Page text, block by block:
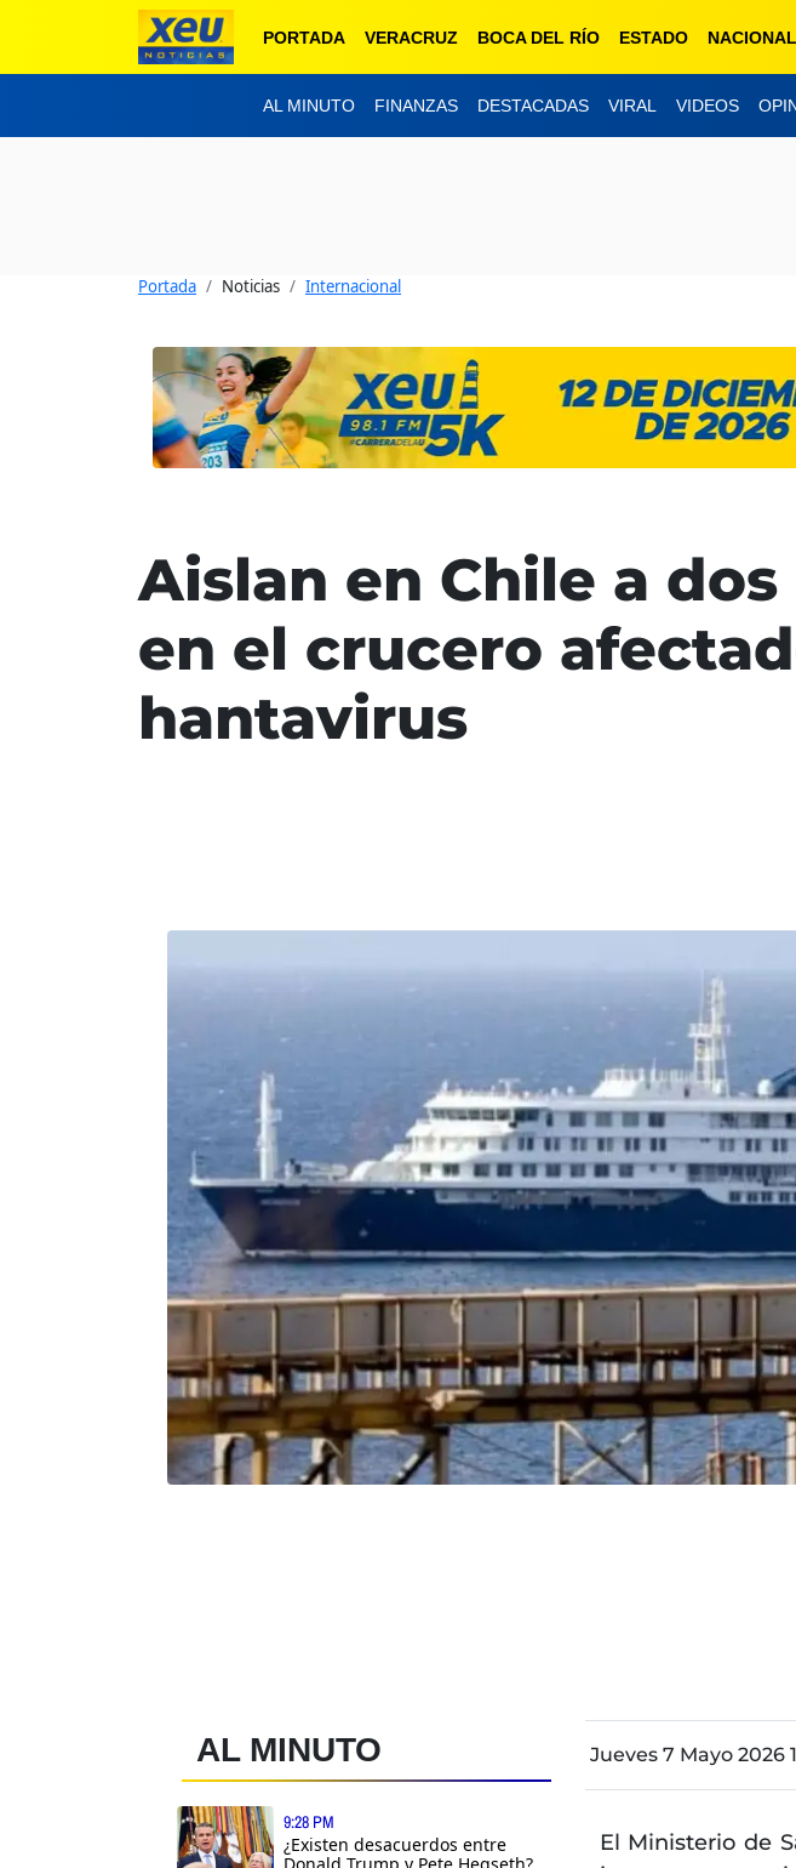
PORTADA VERACRUZ BOCA DEL RÍO ESTADO NACIONAL
AL MINUTO FINANZAS DESTACADAS VIRAL VIDEOS
Portada Noticias Internacional
Aislan en Chile a
en el crucero
hantavirus
AL MINUTO
9:28 PM
¿Existen desacuerdos entre
Donald Trump y Pete Hegseth?
Jueves 7 Mayo 2026
El Ministerio de